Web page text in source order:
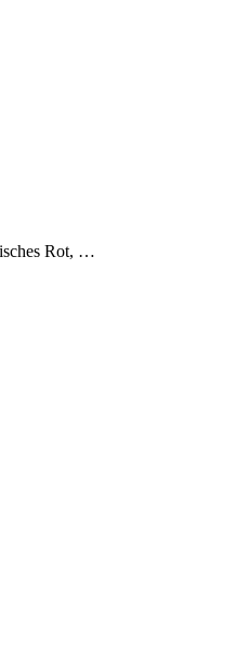
Rot, …